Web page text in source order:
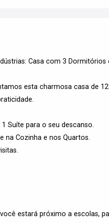
Casa com 3 Dormitórios
esta charmosa casa de
Suíte para o seu descanso.
na Cozinha e nos Quartos.
estará próximo a escolas,